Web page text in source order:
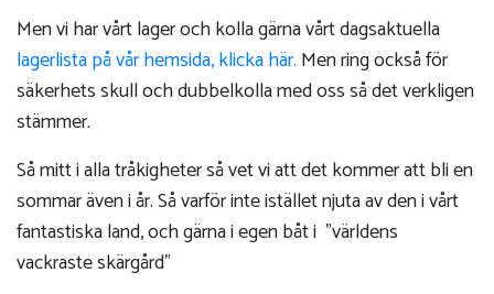
Men vi har vårt lager och kolla gärna vårt dagsaktuella
lagerlista på vår hemsida, klicka här. Men ring också för
säkerhets skull och dubbelkolla med oss så det verkligen
stämmer.
Så mitt i alla tråkigheter så vet vi att det kommer att bli en
sommar även i år. Så varför inte istället njuta av den i vårt
fantastiska land, och gärna i egen båt i "världens
vackraste skärgård"